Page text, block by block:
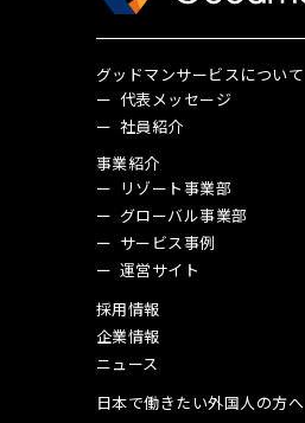
グッドマンサービスについて
代表メッセージ
社員紹介
事業紹介
リゾート事業部
グローバル事業部
サービス事例
運営サイト
採用情報
企業情報
ニュース
日本で働きたい外国人の方へ